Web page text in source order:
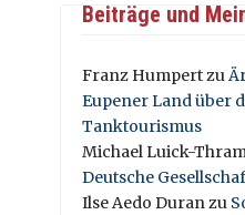
Beiträge und
Franz Humpertzu
Eupener Land über
Tanktourismus
Michael Luick-
Deutsche
Ilse Aedo Duranzu